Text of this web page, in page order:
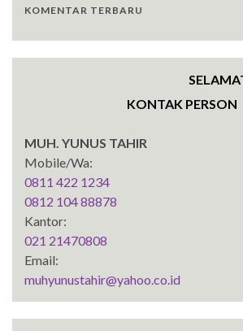
KOMENTAR TERBARU
KONTAK PERSON
MUH. YUNUS TAHIR
Mobile/Wa:
0811 422 1234
0812 104 88878
Kantor:
021 21470808
Email:
muhyunustahir@yahoo.co.id